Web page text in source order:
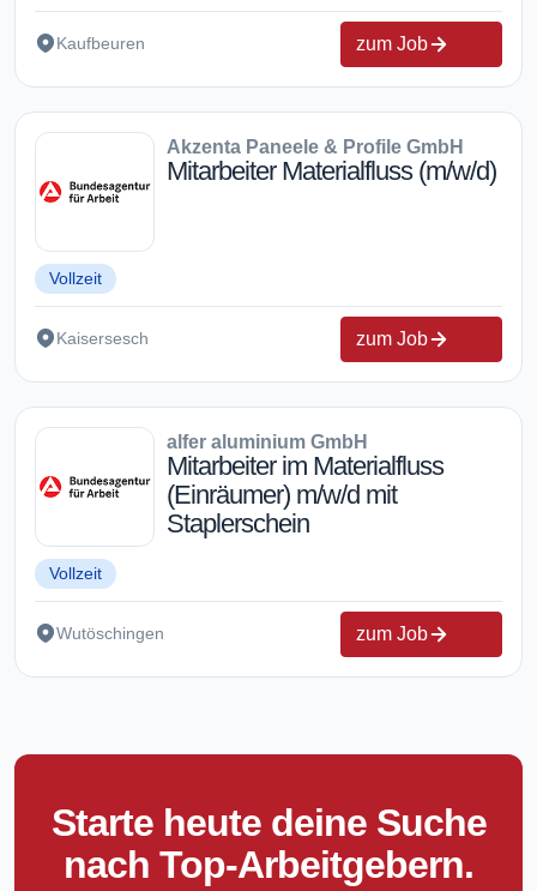
Kaufbeuren zum Job
Akzenta Paneele & Profile GmbH
Mitarbeiter Materialfluss (m/w/d)
Vollzeit
Kaisersesch zum Job
alfer aluminium GmbH
Mitarbeiter im Materialfluss
(Einräumer) m/w/d mit
Staplerschein
Vollzeit
Wutöschingen zum Job
Starte heute deine Suche
nach Top-Arbeitgebern.